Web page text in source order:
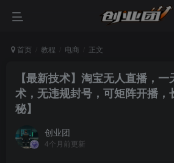
首页 教程 电商 正文
【最新技术】淘宝无人直播，
术，无违规封号，可矩阵开播，
秘】
创业团
4个月前更新